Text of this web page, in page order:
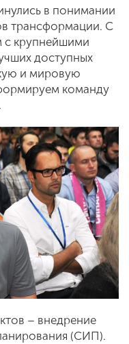
в понимании
трансформации. С
с крупнейшими
доступных
и мировую
команду
– внедрение
(СИП).